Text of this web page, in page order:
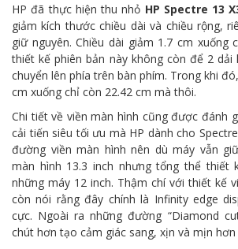
HP đã thực hiện thu nhỏ HP Spectre 13
giảm kích thước chiều dài và chiều rộng,
giữ nguyên. Chiều dài giảm 1.7 cm xuống
thiết kế phiên bản này không còn để 2
chuyển lên phía trên bàn phím. Trong khi
cm xuống chỉ còn 22.42 cm mà thôi.
Chi tiết về viền màn hình cũng được đánh
cải tiến siêu tối ưu mà HP dành cho
đường viền màn hình nên dù máy vẫn
màn hình 13.3 inch nhưng tổng thể thiết
những máy 12 inch. Thậm chí với thiết kế
còn nói rằng đây chính là Infinity edge
cực. Ngoài ra những đường “Diamond
chút hơn tạo cảm giác sang, xịn và mịn hơn